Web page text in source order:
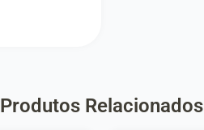
Produtos Relacionados